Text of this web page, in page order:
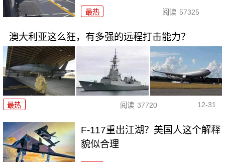
最热 阅读 57325
澳大利亚这么狂，有多强的远程打击能力？
最热 阅读 37720 12-31
F-117重出江湖？美国人这个解释
貌似合理